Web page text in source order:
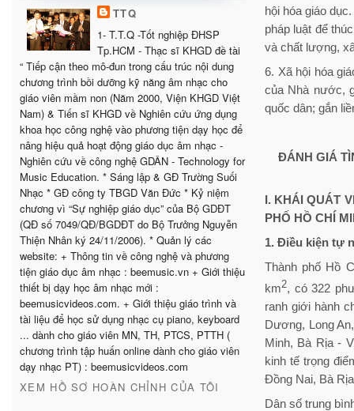
TTQ
1- T.T.Q -Tốt nghiệp ĐHSP
Tp.HCM - Thạc sĩ KHGD đề tài
“ Tiếp cận theo mô-đun trong cấu trúc nội dung
chương trình bồi dưỡng kỹ năng âm nhạc cho
giáo viên mầm non (Năm 2000, Viện KHGD Việt
Nam) & Tiến sĩ KHGD về Nghiên cứu ứng dụng
khoa học công nghệ vào phương tiện dạy học để
nâng hiệu quả hoạt động giáo dục âm nhạc -
Nghiên cứu về công nghệ GDÂN - Technology for
Music Education. * Sáng lập & GĐ Trường Suối
Nhạc * GĐ công ty TBGD Văn Đức * Kỷ niệm
chương vì “Sự nghiệp giáo dục” của Bộ GDĐT
(QĐ số 7049/QĐ/BGDĐT do Bộ Trưởng Nguyễn
Thiện Nhân ký 24/11/2006). * Quản lý các
website: + Thông tin về công nghệ và phương
tiện giáo dục âm nhạc : beemusic.vn + Giới thiệu
thiết bị dạy học âm nhạc mới :
beemusicvideos.com. + Giới thiệu giáo trình và
tài liệu để học sử dụng nhạc cụ piano, keyboard
... dành cho giáo viên MN, TH, PTCS, PTTH (
chương trình tập huấn online dành cho giáo viên
dạy nhạc PT) : beemusicvideos.com
XEM HỒ SƠ HOÀN CHỈNH CỦA TÔI
hội hóa giáo
pháp luật để
và chất lượng,
6. Xã hội hóa
của Nhà nước,
quốc dân; gắn
ĐÁNH GIÁ
I. KHÁI QUÁT
PHỐ HỒ CHÍ
1. Điều kiện tự
Thành phố Hồ
km2, có 322
ranh giới hành
Dương, Long
Minh, Bà Rịa -
kinh tế trọng
Đồng Nai, Bà
Dân số trung